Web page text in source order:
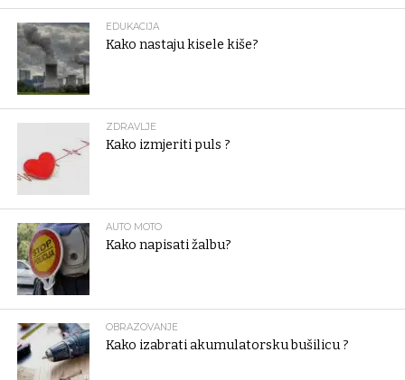
EDUKACIJA
Kako nastaju kisele kiše?
ZDRAVLJE
Kako izmjeriti puls ?
AUTO MOTO
Kako napisati žalbu?
OBRAZOVANJE
Kako izabrati akumulatorsku bušilicu ?